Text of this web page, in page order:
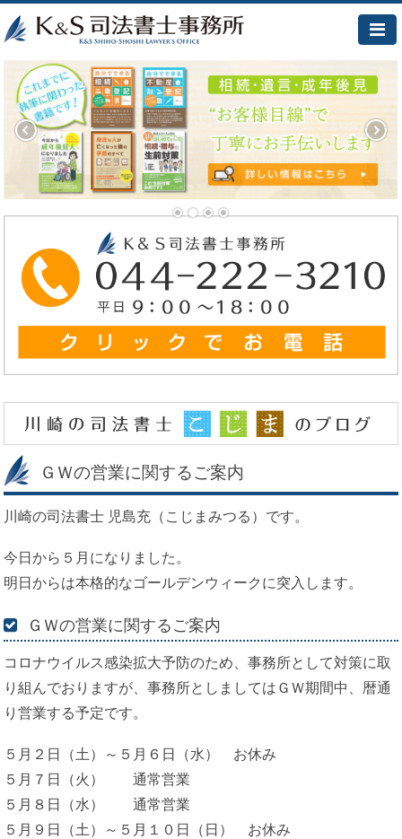
ＧＷの営業に関するご案内
川崎の司法書士 児島充（こじまみつる）です。
今日から５月になりました。
明日からは本格的なゴールデンウィークに突入します。
ＧＷの営業に関するご案内
コロナウイルス感染拡大予防のため、事務所として対策に取
り組んでおりますが、事務所としましてはＧＷ期間中、暦通
り営業する予定です。
５月２日（土）～５月６日（水） お休み
５月７日（火） 通常営業
５月８日（水） 通常営業
５月９日（土）～５月１０日（日） お休み